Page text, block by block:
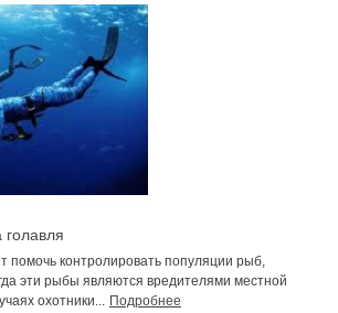
помочь контролировать популяции рыб,
эти рыбы являются вредителями местной
охотники...
Подробнее